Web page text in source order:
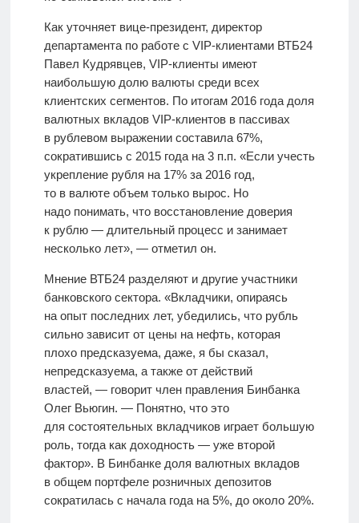
Как уточняет вице-президент, директор
департамента по работе с VIP-клиентами ВТБ24
Павел Кудрявцев, VIP-клиенты имеют
наибольшую долю валюты среди всех
клиентских сегментов. По итогам 2016 года доля
валютных вкладов VIP-клиентов в пассивах
в рублевом выражении составила 67%,
сократившись с 2015 года на 3 п.п. «Если учесть
укрепление рубля на 17% за 2016 год,
то в валюте объем только вырос. Но
надо понимать, что восстановление доверия
к рублю — длительный процесс и занимает
несколько лет», — отметил он.
Мнение ВТБ24 разделяют и другие участники
банковского сектора. «Вкладчики, опираясь
на опыт последних лет, убедились, что рубль
сильно зависит от цены на нефть, которая
плохо предсказуема, даже, я бы сказал,
непредсказуема, а также от действий
властей, — говорит член правления Бинбанка
Олег Вьюгин. — Понятно, что это
для состоятельных вкладчиков играет большую
роль, тогда как доходность — уже второй
фактор». В Бинбанке доля валютных вкладов
в общем портфеле розничных депозитов
сократилась с начала года на 5%, до около 20%.